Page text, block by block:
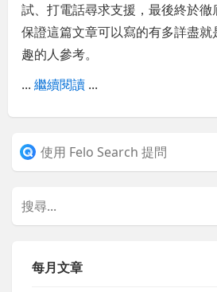
試、打電話尋求支援，最後終於
保證這篇文章可以寫的有多詳盡
趣的人參考。
...繼續閱讀 ...
每月文章